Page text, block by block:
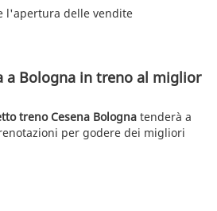
l'apertura delle vendite
a Bologna in treno al miglior
treno Cesena Bologna tenderà a
per godere dei migliori